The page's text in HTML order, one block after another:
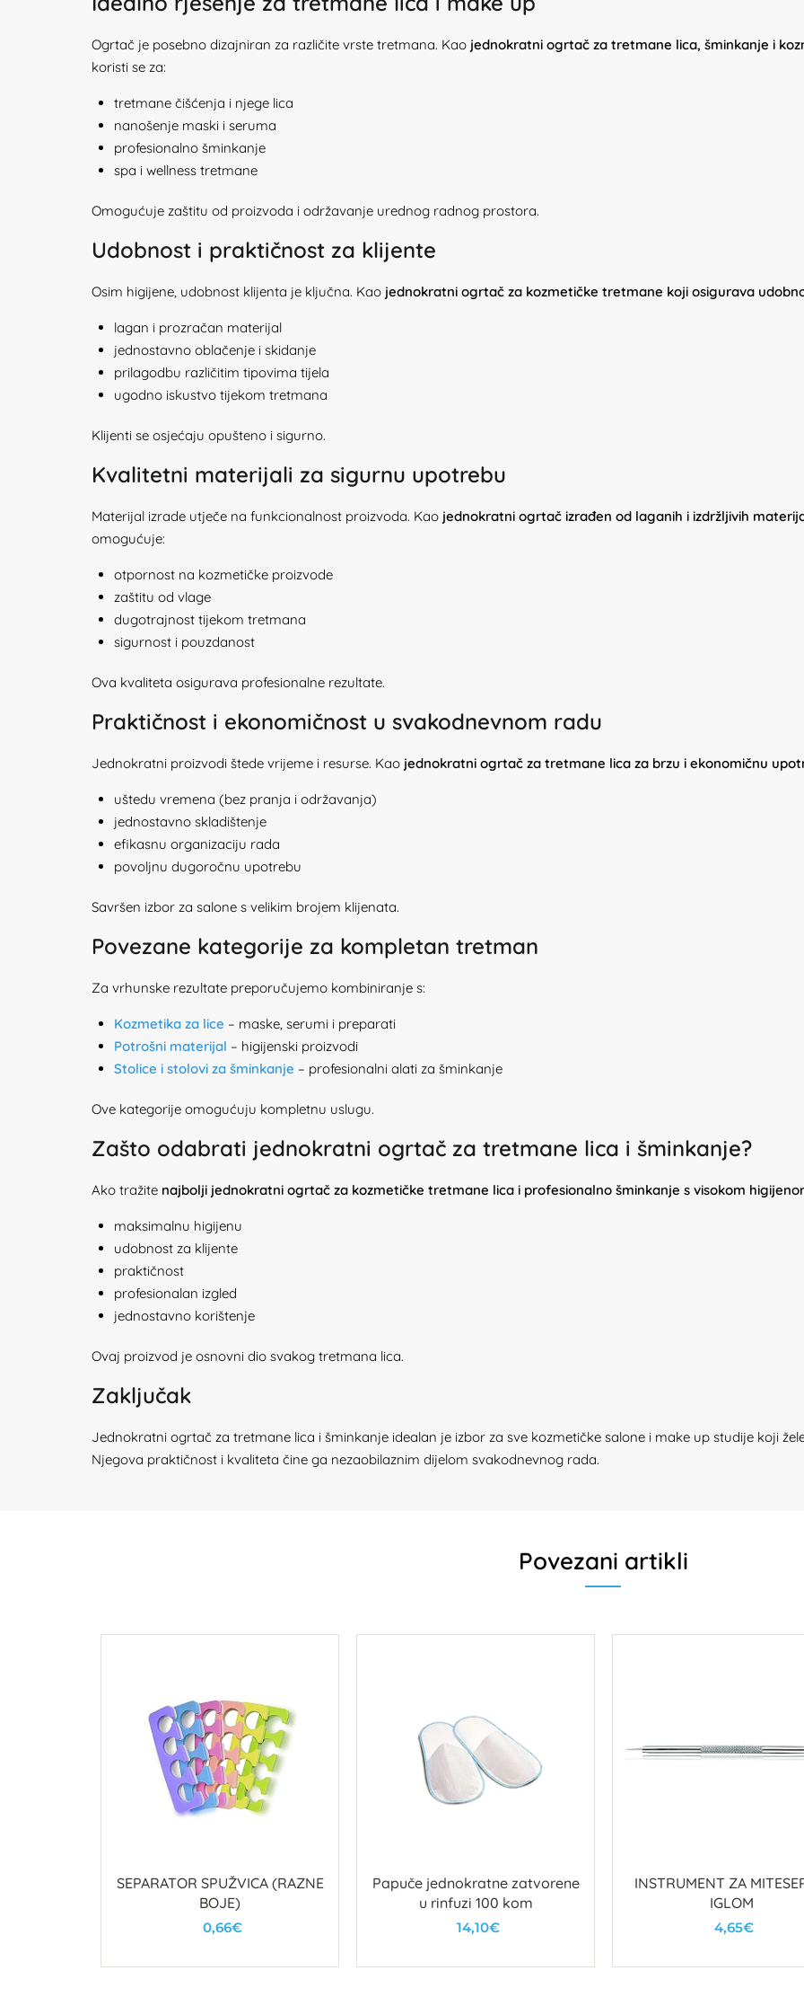
Ogrtač je posebno dizajniran za različite vrste tretmana. Kao jednokratni ogrtač za tretmane lica, šminkanje i
koristi se za:
tretmane čišćenja i njege lica
nanošenje maski i seruma
profesionalno šminkanje
spa i wellness tretmane
Omogućuje zaštitu od proizvoda i održavanje urednog radnog prostora.
Udobnost i praktičnost za klijente
Osim higijene, udobnost klijenta je ključna. Kao jednokratni ogrtač za kozmetičke tretmane koji osigurava
lagan i prozračan materijal
jednostavno oblačenje i skidanje
prilagodbu različitim tipovima tijela
ugodno iskustvo tijekom tretmana
Klijenti se osjećaju opušteno i sigurno.
Kvalitetni materijali za sigurnu upotrebu
Materijal izrade utječe na funkcionalnost proizvoda. Kao jednokratni ogrtač izrađen od laganih i izdržljivih
omogućuje:
otpornost na kozmetičke proizvode
zaštitu od vlage
dugotrajnost tijekom tretmana
sigurnost i pouzdanost
Ova kvaliteta osigurava profesionalne rezultate.
Praktičnost i ekonomičnost u svakodnevnom radu
Jednokratni proizvodi štede vrijeme i resurse. Kao jednokratni ogrtač za tretmane lica za brzu i ekonomičnu
uštedu vremena (bez pranja i održavanja)
jednostavno skladištenje
efikasnu organizaciju rada
povoljnu dugoročnu upotrebu
Savršen izbor za salone s velikim brojem klijenata.
Povezane kategorije za kompletan tretman
Za vrhunske rezultate preporučujemo kombiniranje s:
Kozmetika za lice – maske, serumi i preparati
Potrošni materijal – higijenski proizvodi
Stolice i stolovi za šminkanje – profesionalni alati za šminkanje
Ove kategorije omogućuju kompletnu uslugu.
Zašto odabrati jednokratni ogrtač za tretmane lica i šminkanje?
Ako tražite najbolji jednokratni ogrtač za kozmetičke tretmane lica i profesionalno šminkanje s visokom
maksimalnu higijenu
udobnost za klijente
praktičnost
profesionalan izgled
jednostavno korištenje
Ovaj proizvod je osnovni dio svakog tretmana lica.
Zaključak
Jednokratni ogrtač za tretmane lica i šminkanje idealan je izbor za sve kozmetičke salone i make up studije koji
Njegova praktičnost i kvaliteta čine ga nezaobilaznim dijelom svakodnevnog rada.
Povezani artikli
SEPARATOR SPUŽVICA (RAZNE
BOJE)
0,66€
U košaricu
Papuče jednokratne zatvorene
u rinfuzi 100 kom
14,10€
U košaricu
INSTRUMENT ZA
IGLOM
4,65€
U košaricu